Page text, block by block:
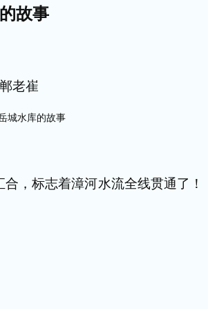
故事
老崔
，标志着漳河水流全线贯通了！